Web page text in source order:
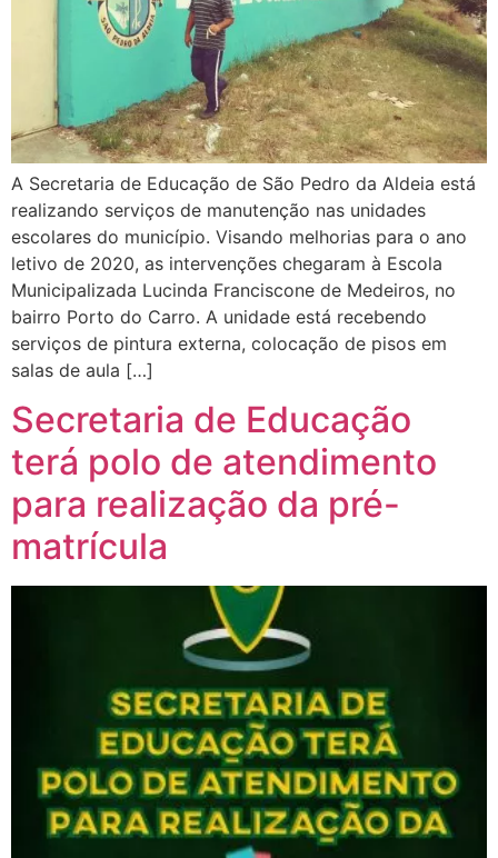
A Secretaria de Educação de São Pedro da Aldeia está
realizando serviços de manutenção nas unidades
escolares do município. Visando melhorias para o ano
letivo de 2020, as intervenções chegaram à Escola
Municipalizada Lucinda Franciscone de Medeiros, no
bairro Porto do Carro. A unidade está recebendo
serviços de pintura externa, colocação de pisos em
salas de aula […]
Secretaria de Educação
terá polo de atendimento
para realização da pré-
matrícula